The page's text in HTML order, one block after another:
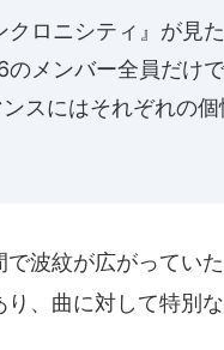
ロニシティ』が見た
メンバー全員だけ
スにはそれぞれの
波紋が広がってい
、曲に対して特別